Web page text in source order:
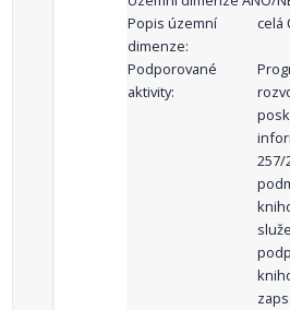
Popis územní
dimenze:
celá
Podporované
aktivity:
257/